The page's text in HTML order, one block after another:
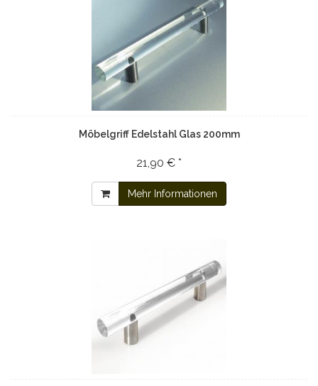
Möbelgriff Edelstahl Glas 200mm
21,90 € *
Mehr Informationen